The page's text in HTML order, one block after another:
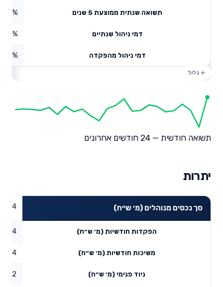
תשואה שנתית ממוצעת 5 שנים
דמי ניהול שנתיים
דמי ניהול מהפקדה
תשואה חודשית — 24 חודשים אחרונים
יתרות
סך נכסים מנוהלים (מ׳ ש״ח)
הפקדות חודשיות (מ׳ ש״ח) 3.84
משיכות חודשיות (מ׳ ש״ח) 0.94
ניוד פנימי (מ׳ ש״ח) 0.02